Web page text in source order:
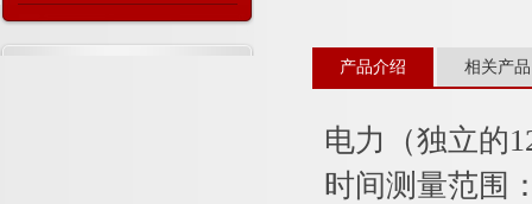
示意图
产品介绍 相关产品
电力（独立的
时间测量范